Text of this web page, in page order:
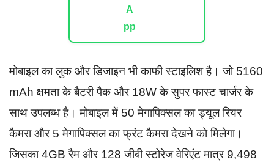
मोबाइल का लुक और डिजाइन भी काफी स्टाइलिश है। जो 5160
mAh क्षमता के बैटरी पैक और 18W के सुपर फास्ट चार्जर के
साथ उपलब्ध है। मोबाइल में 50 मेगापिक्सल का ड्यूल रियर
कैमरा और 5 मेगापिक्सल का फ्रंट कैमरा देखने को मिलेगा।
जिसका 4GB रैम और 128 जीबी स्टोरेज वेरिएंट मात्र 9,498